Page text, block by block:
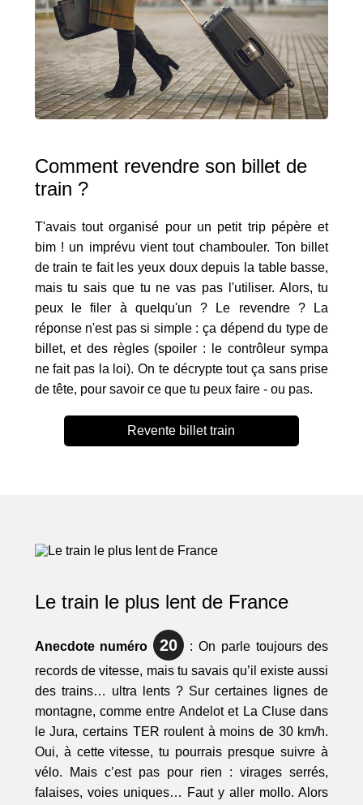
Comment revendre son billet de
train ?
T'avais tout organisé pour un petit trip pépère et
bim ! un imprévu vient tout chambouler. Ton billet
de train te fait les yeux doux depuis la table basse,
mais tu sais que tu ne vas pas l'utiliser. Alors, tu
peux le filer à quelqu'un ? Le revendre ? La
réponse n'est pas si simple : ça dépend du type de
billet, et des règles (spoiler : le contrôleur sympa
ne fait pas la loi). On te décrypte tout ça sans prise
de tête, pour savoir ce que tu peux faire - ou pas.
Revente billet train
Le train le plus lent de France
Anecdote numéro 20
: On parle toujours des
records de vitesse, mais tu savais qu’il existe aussi
des trains… ultra lents ? Sur certaines lignes de
montagne, comme entre Andelot et La Cluse dans
le Jura, certains TER roulent à moins de 30 km/h.
Oui, à cette vitesse, tu pourrais presque suivre à
vélo. Mais c’est pas pour rien : virages serrés,
falaises, voies uniques… Faut y aller mollo. Alors